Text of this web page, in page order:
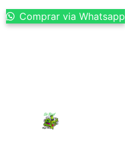
Comprar via Whatsapp